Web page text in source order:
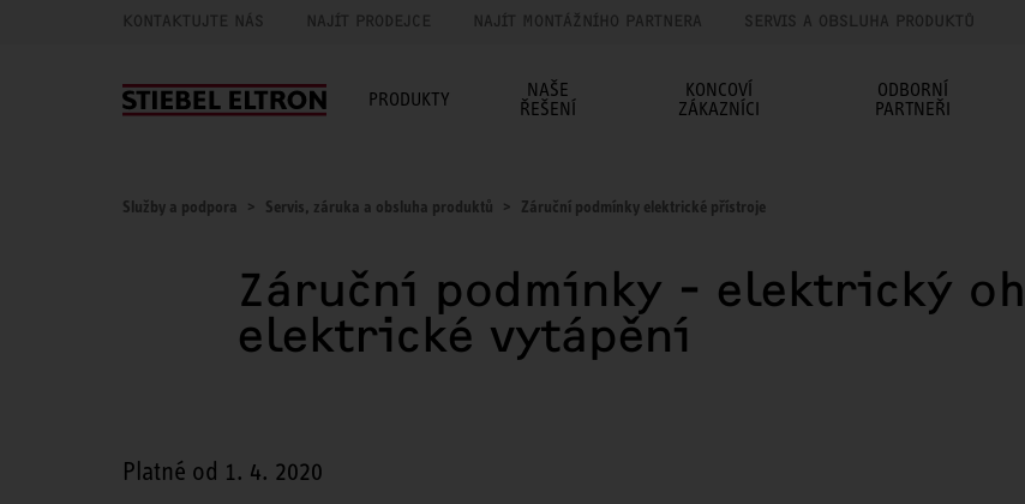
KONTAKTUJTE NÁS NAJÍT PRODEJCE NAJÍT MONTÁŽNÍHO PARTNERA SERVIS A OBSLUHA PRODUKTŮ
PRODUKTY
NAŠE
ŘEŠENÍ
KONCOVÍ
ZÁKAZNÍCI
ODBORNÍ
PARTNEŘI
Služby a podpora Servis, záruka a obsluha produktů Záruční podmínky elektrické přístroje
Záruční podmínky - elektrický
elektrické vytápění
Platné od 1. 4. 2020